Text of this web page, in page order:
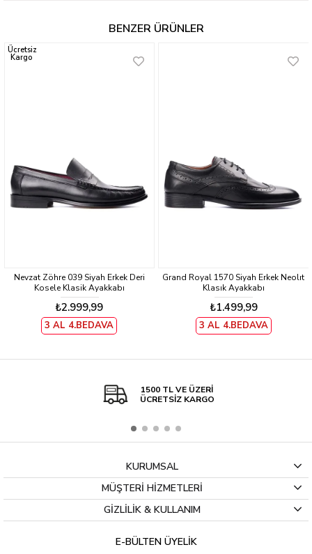
BENZER ÜRÜNLER
Nevzat Zöhre 039 Siyah Erkek Deri
Kosele Klasik Ayakkabı
₺2.999,99
3 AL 4.BEDAVA
Ücretsiz
Kargo
Grand Royal 1570 Siyah Erkek Neolıt
Klasık Ayakkabı
₺1.499,99
3 AL 4.BEDAVA
1500 TL VE ÜZERİ
ÜCRETSİZ KARGO
KURUMSAL
MÜŞTERİ HİZMETLERİ
GİZLİLİK & KULLANIM
E-BÜLTEN ÜYELİK